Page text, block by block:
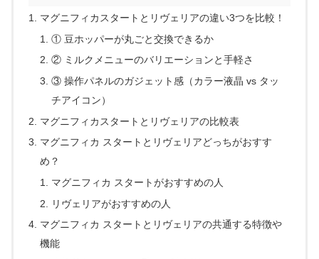
マグニフィカスタートとリヴェリアの違い3つを比較！
① 豆ホッパーが丸ごと交換できるか
② ミルクメニューのバリエーションと手軽さ
③ 操作パネルのガジェット感（カラー液晶 vs タッ
チアイコン）
マグニフィカスタートとリヴェリアの比較表
マグニフィカ スタートとリヴェリアどっちがおすす
め？
マグニフィカ スタートがおすすめの人
リヴェリアがおすすめの人
マグニフィカ スタートとリヴェリアの共通する特徴や
機能